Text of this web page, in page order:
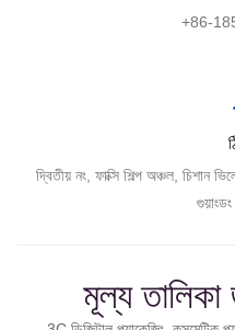
+86-
দ্বিতীয় নং, ফাক্সি শিল্প অঞ্চল, চিশান
মূল্য